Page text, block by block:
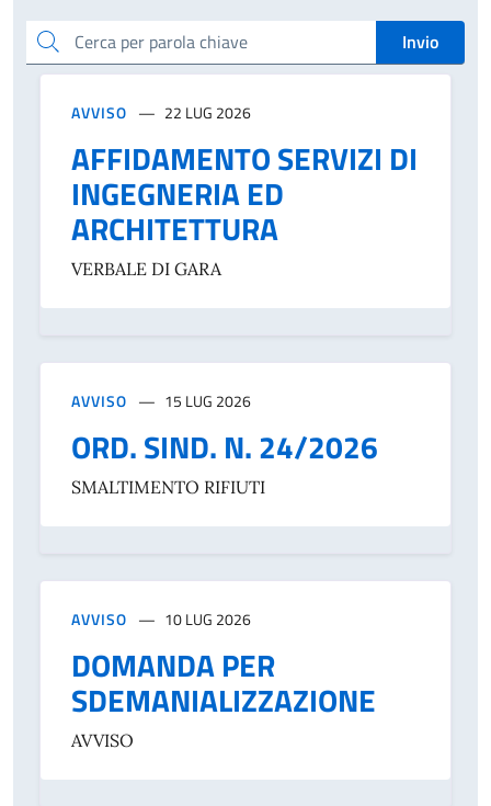
Cerca per parola chiave Invio
AVVISO 22 LUG 2026
AFFIDAMENTO SERVIZI DI
INGEGNERIA ED
ARCHITETTURA
VERBALE DI GARA
AVVISO 15 LUG 2026
ORD. SIND. N. 24/2026
SMALTIMENTO RIFIUTI
AVVISO 10 LUG 2026
DOMANDA PER
SDEMANIALIZZAZIONE
AVVISO